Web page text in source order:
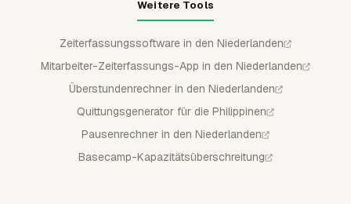
Weitere Tools
Zeiterfassungssoftware in den Niederlanden
Mitarbeiter-Zeiterfassungs-App in den Niederlanden
Überstundenrechner in den Niederlanden
Quittungsgenerator für die Philippinen
Pausenrechner in den Niederlanden
Basecamp-Kapazitätsüberschreitung